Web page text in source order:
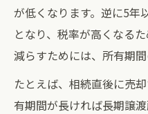
が低くなります。逆に5年
となり、税率が高くなる
減らすためには、所有期
たとえば、相続直後に売
有期間が長ければ長期譲